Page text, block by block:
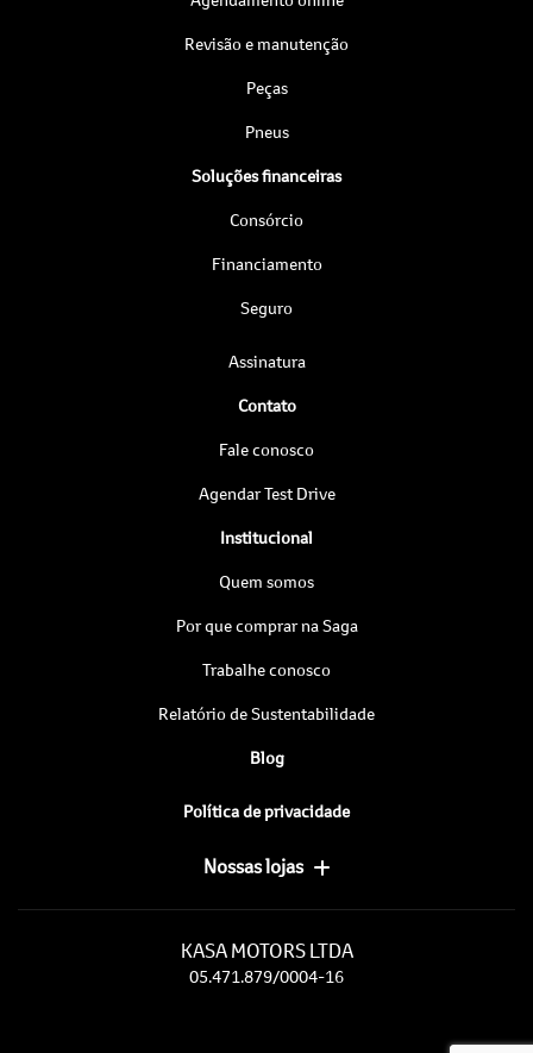
Revisão e manutenção
Peças
Pneus
Soluções financeiras
Consórcio
Financiamento
Seguro
Assinatura
Contato
Fale conosco
Agendar Test Drive
Institucional
Quem somos
Por que comprar na Saga
Trabalhe conosco
Relatório de Sustentabilidade
Blog
Política de privacidade
Nossas lojas
KASA MOTORS LTDA
05.471.879/0004-16